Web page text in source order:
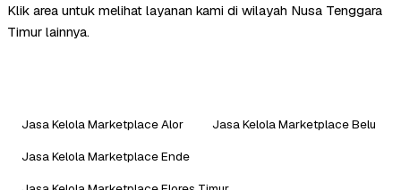
Klik area untuk melihat layanan kami di wilayah Nusa Tenggara
Timur lainnya.
Jasa Kelola Marketplace Alor
Jasa Kelola Marketplace Belu
Jasa Kelola Marketplace Ende